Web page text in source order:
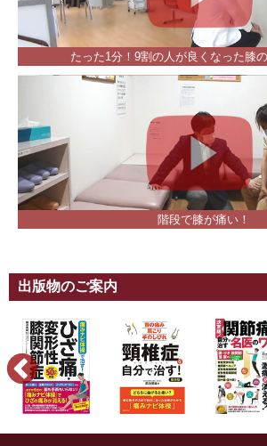
たった1分！9割の人が良くなった膝
階段で膝が痛い！
出版物のご案内